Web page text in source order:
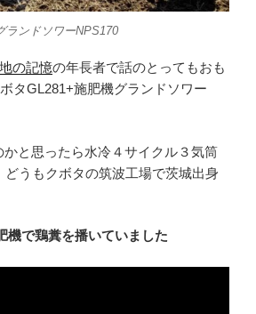
ランドソワーNPS170
の記憶の年長者で話のとってもおも
タGL281+施肥機グランドソワー
かと思ったら水冷４サイクル３気筒
どうもクボタの筑波工場で茨城出身
機で鶏糞を播いていました